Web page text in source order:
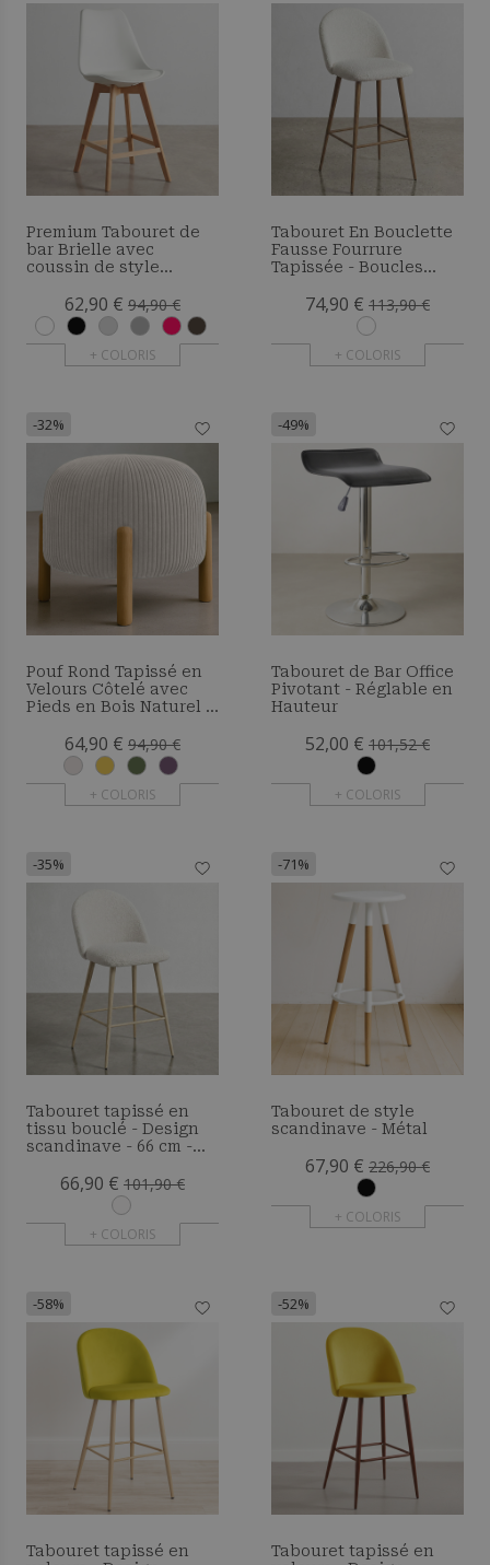
Premium Tabouret de
bar Brielle avec
coussin de style
62,90 € 94,90 €
+ COLORIS
Tabouret En Bouclette
Fausse Fourrure
Tapissée - Boucles
scandinave - Bennett
74,90 € 113,90 €
+ COLORIS
-32%
Pouf Rond Tapissé en
Velours Côtelé avec
Pieds en Bois Naturel -
64,90 € 94,90 €
+ COLORIS
-49%
Tabouret de Bar Office
Pivotant - Réglable en
Hauteur
52,00 € 101,52 €
+ COLORIS
-35%
Tabouret tapissé en
tissu bouclé - Design
scandinave - 66 cm -
66,90 € 101,90 €
+ COLORIS
-71%
Tabouret de style
scandinave - Métal
67,90 € 226,90 €
+ COLORIS
-58%
Tabouret tapissé en
-52%
Tabouret tapissé en